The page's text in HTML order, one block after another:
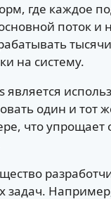
где каждое
поток
на систему.
один и
что